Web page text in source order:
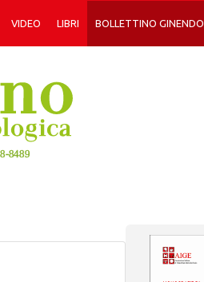
VIDEO LIBRI BOLLETTINO GINENDO